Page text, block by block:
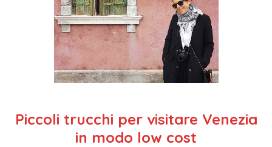
Piccoli trucchi per visitare Venezia
in modo low cost